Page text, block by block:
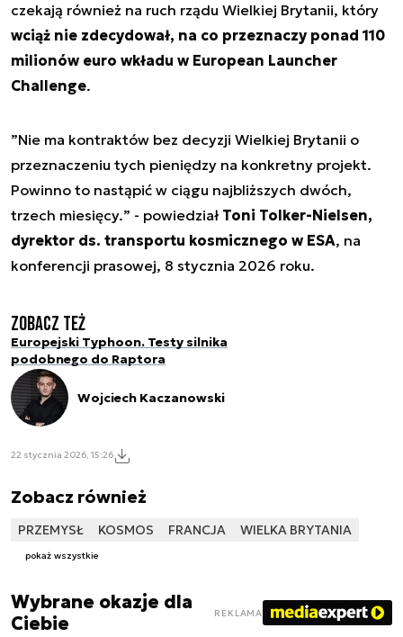
czekają również na ruch rządu Wielkiej Brytanii, który
wciąż nie zdecydował, na co przeznaczy ponad 110
milionów euro wkładu w European Launcher
Challenge.
”Nie ma kontraktów bez decyzji Wielkiej Brytanii o
przeznaczeniu tych pieniędzy na konkretny projekt.
Powinno to nastąpić w ciągu najbliższych dwóch,
trzech miesięcy.” - powiedział Toni Tolker-Nielsen,
dyrektor ds. transportu kosmicznego w ESA, na
konferencji prasowej, 8 stycznia 2026 roku.
Zobacz też
Europejski Typhoon. Testy silnika
podobnego do Raptora
Wojciech Kaczanowski
22 stycznia 2026, 15:26
Zobacz również
PRZEMYSŁ KOSMOS FRANCJA WIELKA BRYTANIA
pokaż wszystkie
Wybrane okazje dla
Ciebie
REKLAMA